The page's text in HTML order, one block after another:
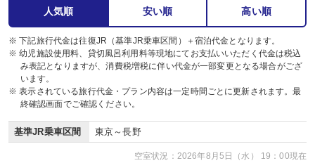
人気順 安い順 高い順
※ 下記旅行代金は往復JR（基準JR乗車区間）＋宿泊代金となります。
※ 幼児施設使用料、貸切風呂利用料等現地にてお支払いいただく代金は税込
み表記となりますが、消費税増税に伴い代金が一部変更となる場合がござ
います。
※ 表示されている旅行代金・プラン内容は一定時間ごとに更新されます。最
終確認画面でご確認ください。
基準JR乗車区間 東京～長野
空室状況：2026年8月5日（水） 19：00現在